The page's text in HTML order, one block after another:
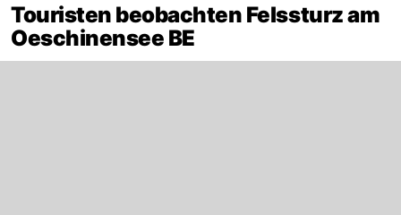
Touristen beobachten Felssturz am
Oeschinensee BE